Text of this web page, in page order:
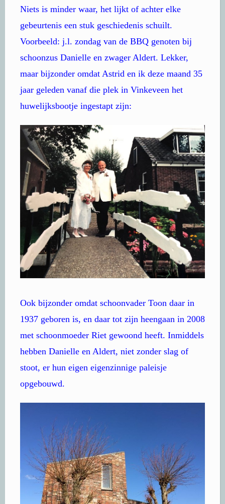
Niets is minder waar, het lijkt of achter elke
gebeurtenis een stuk geschiedenis schuilt.
Voorbeeld: j.l. zondag van de BBQ genoten bij
schoonzus Danielle en zwager Aldert. Lekker,
maar bijzonder omdat Astrid en ik deze maand 35
jaar geleden vanaf die plek in Vinkeveen het
huwelijksbootje ingestapt zijn:
Ook bijzonder omdat schoonvader Toon daar in
1937 geboren is, en daar tot zijn heengaan in 2008
met schoonmoeder Riet gewoond heeft. Inmiddels
hebben Danielle en Aldert, niet zonder slag of
stoot, er hun eigen eigenzinnige paleisje
opgebouwd.